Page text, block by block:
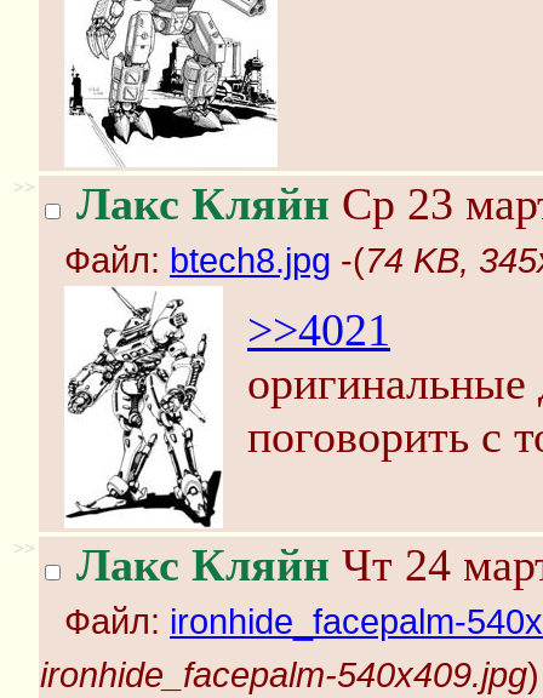
>> Лакс Кляйн Ср 23
Файл: btech8.jpg -(74 KB,
>>4021
оригинальные
поговорить с
>> Лакс Кляйн Чт 24
Файл: ironhide_facepalm-
ironhide_facepalm-540x409.jpg)